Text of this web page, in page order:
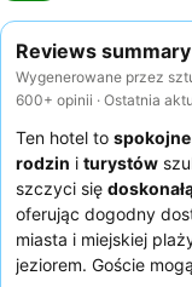
Reviews summary
Wygenerowane przez
600+ opinii · Ostatnia
Ten hotel to
rodzin i turystów
szczyci się
oferując dogodny
miasta i miejskiej
jeziorem. Goście